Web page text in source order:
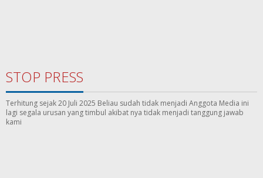
STOP PRESS
Terhitung sejak 20 Juli 2025 Beliau sudah tidak menjadi Anggota Media ini
lagi segala urusan yang timbul akibat nya tidak menjadi tanggung jawab
kami